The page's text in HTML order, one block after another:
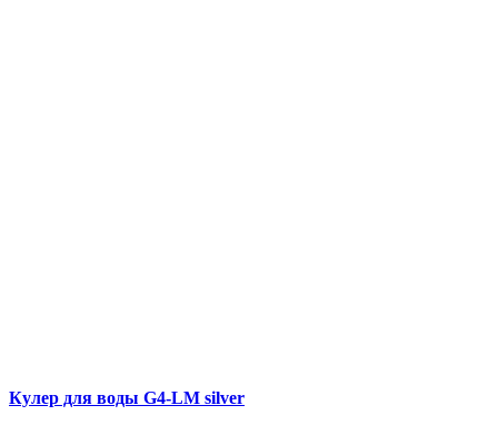
Кулер для воды G4-LM silver